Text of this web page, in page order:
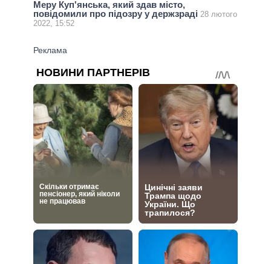
Меру Куп'янська, який здав місто,
повідомили про підозру у держзраді 28 лютого
2022, 15:52